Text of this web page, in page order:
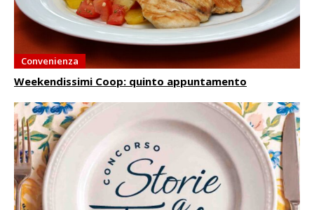
Convenienza
Weekendissimi Coop: quinto appuntamento